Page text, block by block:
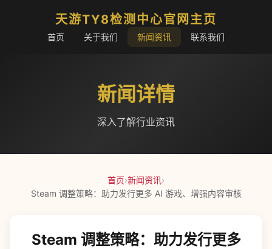
天游TY8检测中心官网主页
首页 关于我们 新闻资讯 联系我们
新闻详情
深入了解行业资讯
首页›新闻资讯›
Steam 调整策略：助力发行更多 AI 游戏、增强内容审核
Steam 调整策略：助力发行更多